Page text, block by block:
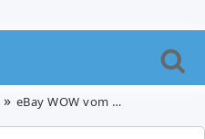
eBay WOW vom 03.05.2010 – Adidas Sneaker SL 72 für 39,99€